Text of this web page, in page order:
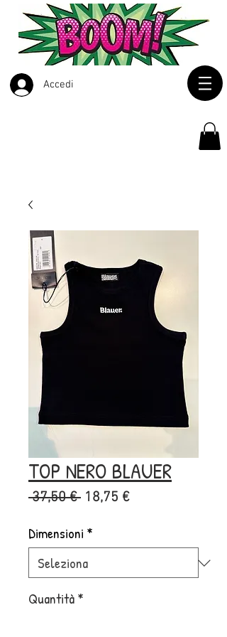
Accedi
TOP NERO BLAUER
37,50 € Prezzo
18,75 €Prezzo
Dimensioni *
Quantità*